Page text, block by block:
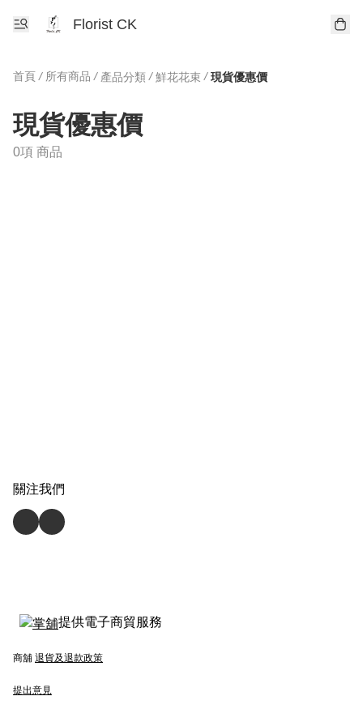
Florist CK
首頁 / 所有商品 / 產品分類 / 鮮花花束 / 現貨優惠價
現貨優惠價
0項 商品
關注我們
提供電子商貿服務
商舖 退貨及退款政策
提出意見